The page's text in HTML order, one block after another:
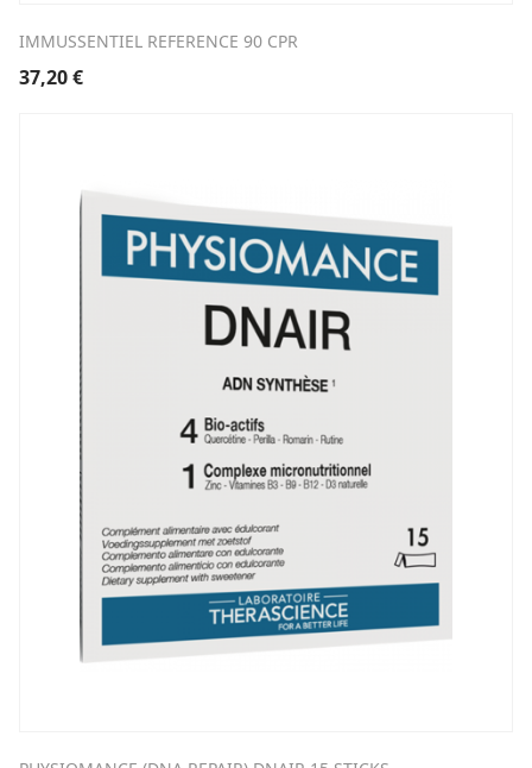
IMMUSSENTIEL REFERENCE 90 CPR
37,20€